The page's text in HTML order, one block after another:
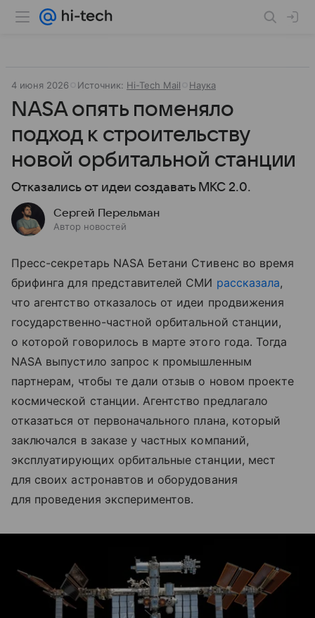
4 июня 2026 Источник: Hi-Tech Mail Наука
NASA опять поменяло
подход к строительству
новой орбитальной станции
Отказались от идеи создавать МКС 2.0.
Сергей Перельман
Автор новостей
Пресс-секретарь NASA Бетани Стивенс во время
брифинга для представителей СМИ рассказала,
что агентство отказалось от идеи продвижения
государственно-частной орбитальной станции,
о которой говорилось в марте этого года. Тогда
NASA выпустило запрос к промышленным
партнерам, чтобы те дали отзыв о новом проекте
космической станции. Агентство предлагало
отказаться от первоначального плана, который
заключался в заказе у частных компаний,
эксплуатирующих орбитальные станции, мест
для своих астронавтов и оборудования
для проведения экспериментов.